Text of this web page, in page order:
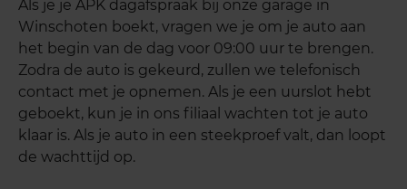
Als je je APK dagafspraak bij onze garage in
Winschoten boekt, vragen we je om je auto aan
het begin van de dag voor 09:00 uur te brengen.
Zodra de auto is gekeurd, zullen we telefonisch
contact met je opnemen. Als je een uurslot hebt
geboekt, kun je in ons filiaal wachten tot je auto
klaar is. Als je auto in een steekproef valt, dan loopt
de wachttijd op.